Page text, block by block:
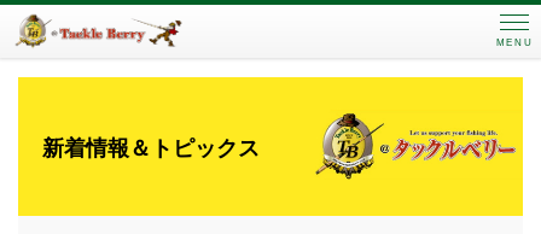
MENU
新着情報＆トピックス